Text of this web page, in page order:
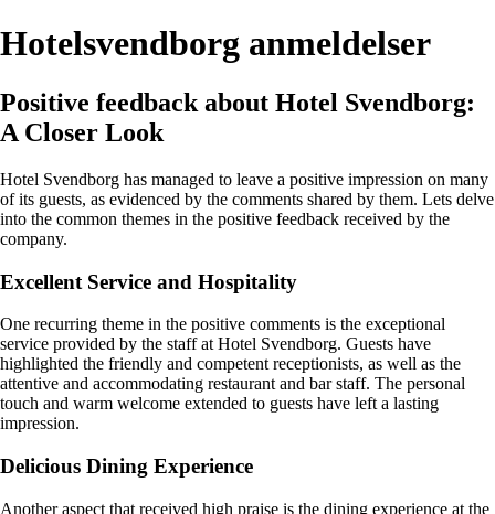
Hotelsvendborg anmeldelser
Positive feedback about Hotel Svendborg:
A Closer Look
Hotel Svendborg has managed to leave a positive impression on many
of its guests, as evidenced by the comments shared by them. Lets delve
into the common themes in the positive feedback received by the
company.
Excellent Service and Hospitality
One recurring theme in the positive comments is the exceptional
service provided by the staff at Hotel Svendborg. Guests have
highlighted the friendly and competent receptionists, as well as the
attentive and accommodating restaurant and bar staff. The personal
touch and warm welcome extended to guests have left a lasting
impression.
Delicious Dining Experience
Another aspect that received high praise is the dining experience at the